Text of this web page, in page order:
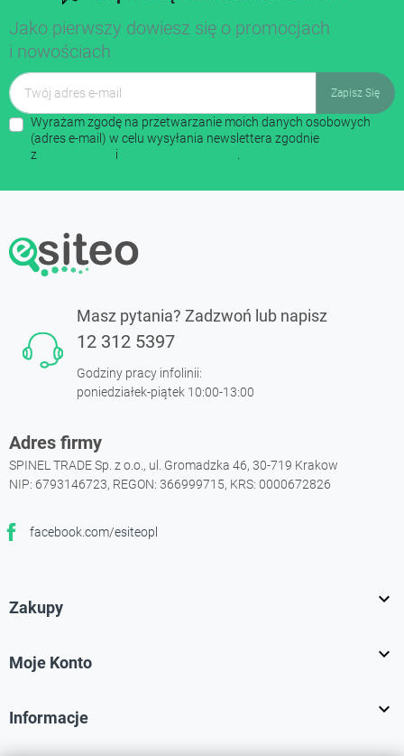
Jako pierwszy dowiesz się o promocjach
i nowościach
Wyrażam zgodę na przetwarzanie moich danych osobowych
(adres e-mail) w celu wysyłania newslettera zgodnie
z
i
Masz pytania? Zadzwoń lub napisz
12 312 5397
Godziny pracy infolinii:
poniedziałek-piątek 10:00-13:00
Adres firmy
SPINEL TRADE Sp. z o.o., ul. Gromadzka 46, 30-719 Krakow
NIP: 6793146723, REGON: 366999715, KRS: 0000672826
facebook.com/esiteopl
Facebook
Zakupy 
Moje Konto 
Informacje 